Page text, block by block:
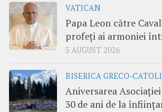
VATICAN
Papa Leon către
profeți ai armoniei
5 AUGUST 2026
BISERICA GRECO-
Aniversarea
30 de ani de la